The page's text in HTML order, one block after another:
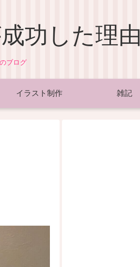
功した理由
ブログ
イラスト制作 雑記